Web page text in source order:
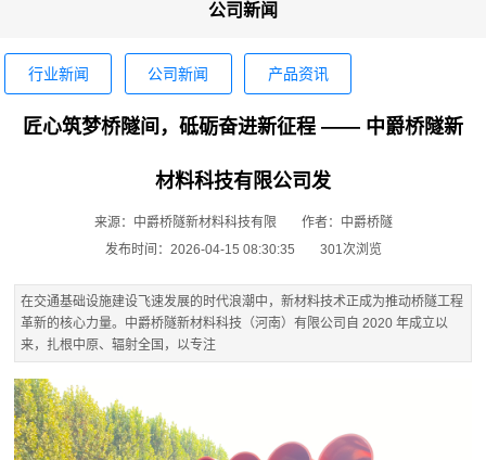
公司新闻
行业新闻 公司新闻 产品资讯
匠心筑梦桥隧间，砥砺奋进新征程 —— 中爵桥隧新
材料科技有限公司发
来源：中爵桥隧新材料科技有限
作者：中爵桥隧
发布时间：2026-04-15 08:30:35
301次浏览
在交通基础设施建设飞速发展的时代浪潮中，新材料技术正成为推动桥隧工程
革新的核心力量。中爵桥隧新材料科技（河南）有限公司自 2020 年成立以
来，扎根中原、辐射全国，以专注